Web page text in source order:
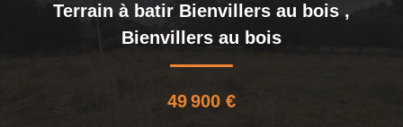
GESTION LOCATIVE
Terrain à batir Bienvillers au bois ,
Bienvillers au bois
49 900 €